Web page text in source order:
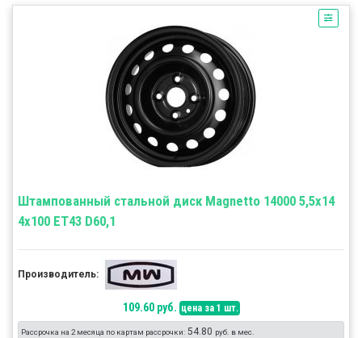
Штампованный стальной диск Magnetto 14000 5,5x14
4x100 ET43 D60,1
Производитель:
109.60 руб. цена за 1 шт.
Рассрочка на 2 месяца по картам рассрочки: 54.80 руб. в мес.